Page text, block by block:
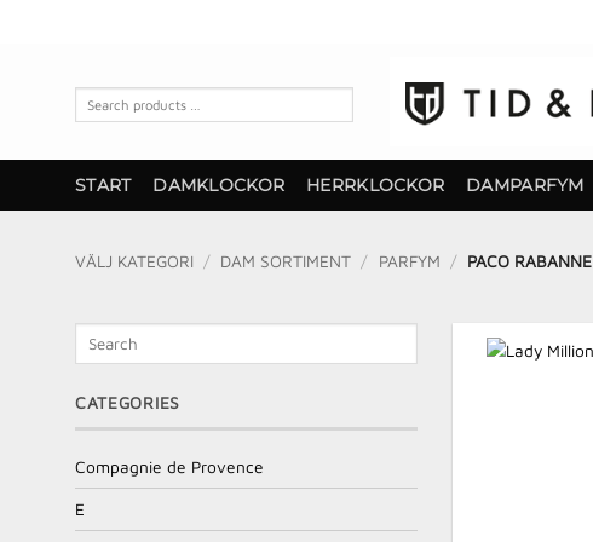
START DAMKLOCKOR HERRKLOCKOR DAMPARFYM
VÄLJ KATEGORI / DAM SORTIMENT / PARFYM / PACO RABANNE
CATEGORIES
Compagnie de Provence
E